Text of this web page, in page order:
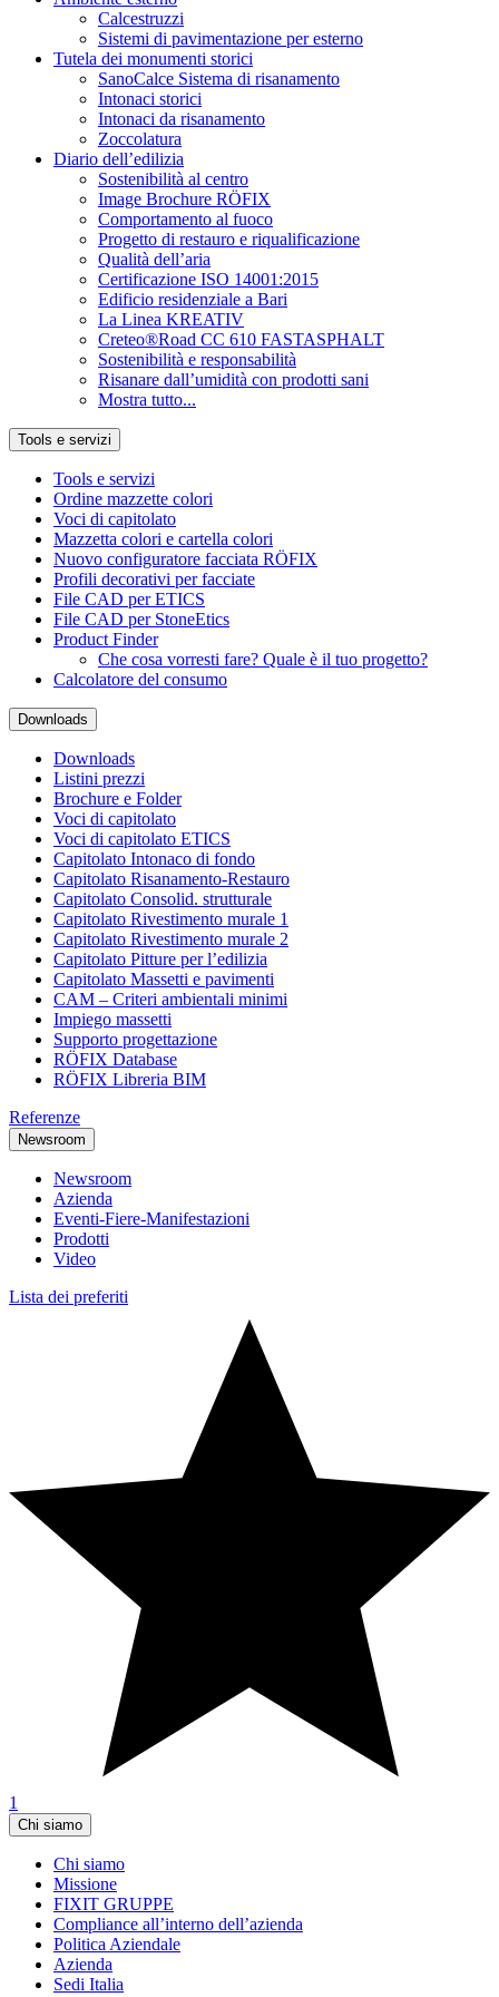
Calcestruzzi
Sistemi di pavimentazione per esterno
Tutela dei monumenti storici
SanoCalce Sistema di risanamento
Intonaci storici
Intonaci da risanamento
Zoccolatura
Diario dell’edilizia
Sostenibilità al centro
Image Brochure RÖFIX
Comportamento al fuoco
Progetto di restauro e riqualificazione
Qualità dell’aria
Certificazione ISO 14001:2015
Edificio residenziale a Bari
La Linea KREATIV
Creteo®Road CC 610 FASTASPHALT
Sostenibilità e responsabilità
Risanare dall’umidità con prodotti sani
Mostra tutto...
Tools e servizi
Tools e servizi
Ordine mazzette colori
Voci di capitolato
Mazzetta colori e cartella colori
Nuovo configuratore facciata RÖFIX
Profili decorativi per facciate
File CAD per ETICS
File CAD per StoneEtics
Product Finder
Che cosa vorresti fare? Quale è il tuo progetto?
Calcolatore del consumo
Downloads
Downloads
Listini prezzi
Brochure e Folder
Voci di capitolato
Voci di capitolato ETICS
Capitolato Intonaco di fondo
Capitolato Risanamento-Restauro
Capitolato Consolid. strutturale
Capitolato Rivestimento murale 1
Capitolato Rivestimento murale 2
Capitolato Pitture per l’edilizia
Capitolato Massetti e pavimenti
CAM – Criteri ambientali minimi
Impiego massetti
Supporto progettazione
RÖFIX Database
RÖFIX Libreria BIM
Referenze
Newsroom
Newsroom
Azienda
Eventi-Fiere-Manifestazioni
Prodotti
Video
Lista dei preferiti
1
Chi siamo
Chi siamo
Missione
FIXIT GRUPPE
Compliance all’interno dell’azienda
Politica Aziendale
Azienda
Sedi Italia